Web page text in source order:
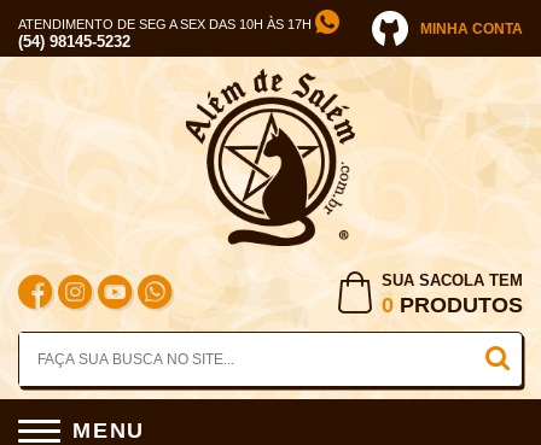
ATENDIMENTO DE SEG A SEX DAS 10H ÀS 17H
(54) 98145-5232
MINHA CONTA
SUA SACOLA TEM
0 PRODUTOS
MENU